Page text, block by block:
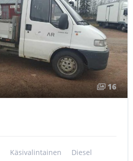
16
Käsivalintainen Diesel